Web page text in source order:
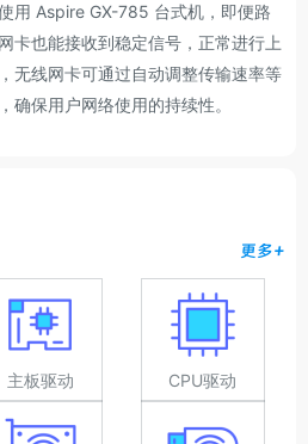
用 Aspire GX-785 台式机，即便路
卡也能接收到稳定信号，正常进行上
无线网卡可通过自动调整传输速率等
确保用户网络使用的持续性。
更多+
主板驱动 CPU驱动